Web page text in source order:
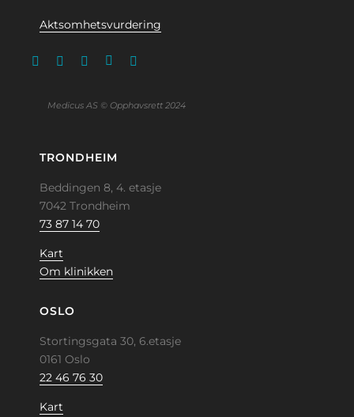
Aktsomhetsvurdering
Medicus AS © Opphavsrett 2024
TRONDHEIM
Beddingen 8, 4. etasje
7042 Trondheim
73 87 14 70
Kart
Om klinikken
OSLO
Stortingsgata 30, 6.etasje
0161 Oslo
22 46 76 30
Kart